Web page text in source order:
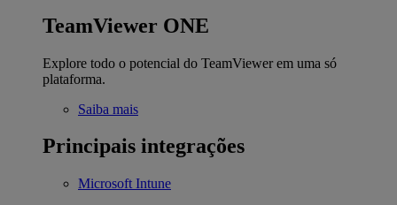
TeamViewer ONE
Explore todo o potencial do TeamViewer em uma só
plataforma.
Saiba mais
Principais integrações
Microsoft Intune